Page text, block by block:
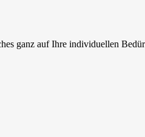
ganz auf Ihre individuellen